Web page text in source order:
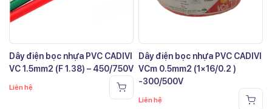
Dây điện bọc nhựa PVC CADIVI
VC 1.5mm2 (F 1.38) – 450/750V
Liên hệ
Dây điện bọc nhựa PVC CADIVI
VCm 0.5mm2 (1×16/0.2 )
-300/500V
Liên hệ